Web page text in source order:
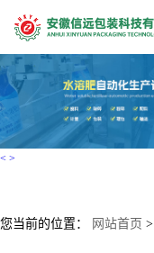
< >
您当前的位置： 网站首页 >